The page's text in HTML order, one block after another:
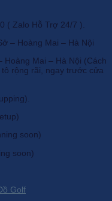
( Zalo Hỗ Trợ 24/7 ).
– Hoàng Mai – Hà Nội
Hoàng Mai – Hà Nội (Cách
rộng rãi, ngay trước cửa
soon)
soon)
Golf